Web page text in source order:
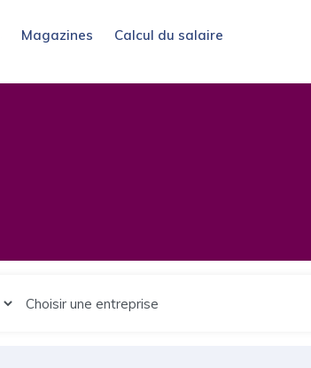
Magazines Calcul du salaire